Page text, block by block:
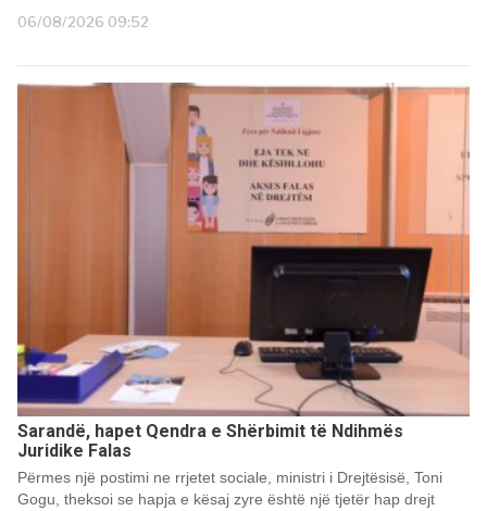
06/08/2026 09:52
Sarandë, hapet Qendra e Shërbimit të Ndihmës
Juridike Falas
Përmes një postimi ne rrjetet sociale, ministri i Drejtësisë, Toni
Gogu, theksoi se hapja e kësaj zyre është një tjetër hap drejt